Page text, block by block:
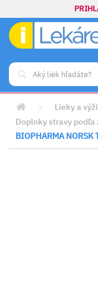
> Lieky a
Doplnky stravy podľa
BIOPHARMA NORSK